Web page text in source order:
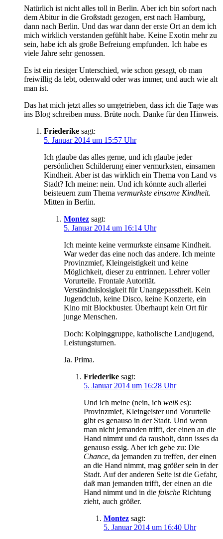
Natürlich ist nicht alles toll in Berlin. Aber ich bin sofort nach
dem Abitur in die Großstadt gezogen, erst nach Hamburg,
dann nach Berlin. Und das war dann der erste Ort an dem ich
mich wirklich verstanden gefühlt habe. Keine Exotin mehr zu
sein, habe ich als große Befreiung empfunden. Ich habe es
viele Jahre sehr genossen.
Es ist ein riesiger Unterschied, wie schon gesagt, ob man
freiwillig da lebt, odenwald oder was immer, und auch wie alt
man ist.
Das hat mich jetzt alles so umgetrieben, dass ich die Tage was
ins Blog schreiben muss. Brüte noch. Danke für den Hinweis.
Friederike sagt:
5. Januar 2014 um 15:57 Uhr
Ich glaube das alles gerne, und ich glaube jeder
persönlichen Schilderung einer vermurksten, einsamen
Kindheit. Aber ist das wirklich ein Thema von Land vs
Stadt? Ich meine: nein. Und ich könnte auch allerlei
beisteuern zum Thema vermurkste einsame Kindheit.
Mitten in Berlin.
Montez sagt:
5. Januar 2014 um 16:14 Uhr
Ich meinte keine vermurkste einsame Kindheit.
War weder das eine noch das andere. Ich meinte
Provinzmief, Kleingeistigkeit und keine
Möglichkeit, dieser zu entrinnen. Lehrer voller
Vorurteile. Frontale Autorität.
Verständnislosigkeit für Unangepasstheit. Kein
Jugendclub, keine Disco, keine Konzerte, ein
Kino mit Blockbuster. Überhaupt kein Ort für
junge Menschen.
Doch: Kolpinggruppe, katholische Landjugend,
Leistungsturnen.
Ja. Prima.
Friederike sagt:
5. Januar 2014 um 16:28 Uhr
Und ich meine (nein, ich weiß es):
Provinzmief, Kleingeister und Vorurteile
gibt es genauso in der Stadt. Und wenn
man nicht jemanden trifft, der einen an die
Hand nimmt und da rausholt, dann isses da
genauso essig. Aber ich gebe zu: Die
Chance, da jemanden zu treffen, der einen
an die Hand nimmt, mag größer sein in der
Stadt. Auf der anderen Seite ist die Gefahr,
daß man jemanden trifft, der einen an die
Hand nimmt und in die falsche Richtung
zieht, auch größer.
Montez sagt:
5. Januar 2014 um 16:40 Uhr